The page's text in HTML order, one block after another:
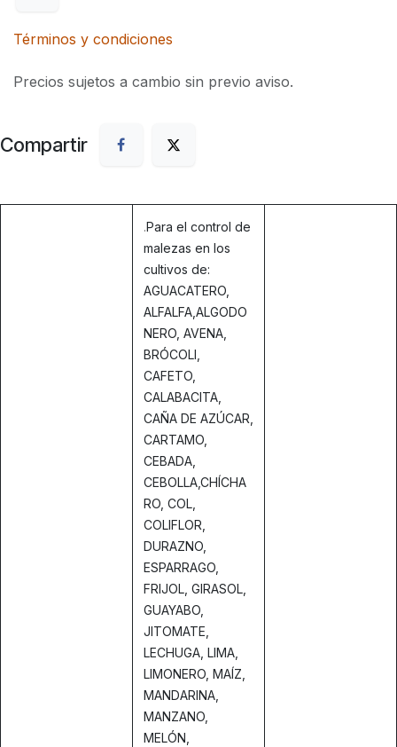
Términos y condiciones
Precios sujetos a cambio sin previo aviso.
Compartir
.Para el control de
malezas en los
cultivos de:
AGUACATERO,
ALFALFA,ALGODO
NERO, AVENA,
BRÓCOLI,
CAFETO,
CALABACITA,
CAÑA DE AZÚCAR,
CARTAMO,
CEBADA,
CEBOLLA,CHÍCHA
RO, COL,
COLIFLOR,
DURAZNO,
ESPARRAGO,
FRIJOL, GIRASOL,
GUAYABO,
JITOMATE,
LECHUGA, LIMA,
LIMONERO, MAÍZ,
MANDARINA,
MANZANO,
MELÓN,